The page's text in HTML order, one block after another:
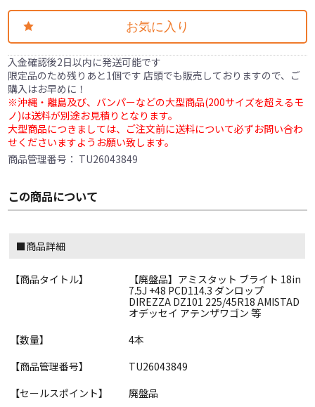
お気に入り
入金確認後2日以内に発送可能です
限定品のため残りあと1個です 店頭でも販売しておりますので、ご
購入はお早めに！
※沖縄・離島及び、バンパーなどの大型商品(200サイズを超えるモ
ノ)は送料が別途お見積りとなります。
大型商品につきましては、ご注文前に送料について必ずお問い合わ
せくださいますようお願い致します。
商品管理番号： TU26043849
この商品について
■商品詳細
【商品タイトル】
【廃盤品】アミスタット ブライト 18in
7.5J +48 PCD114.3 ダンロップ
DIREZZA DZ101 225/45R18 AMISTAD
オデッセイ アテンザワゴン 等
【数量】
4本
【商品管理番号】
TU26043849
【セールスポイント】
廃盤品